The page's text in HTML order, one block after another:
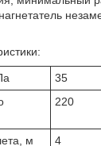
35
220
м
4